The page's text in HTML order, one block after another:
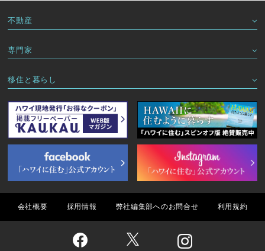
不動産
専門家
移住と暮らし
会社概要 採用情報 弊社編集部へのお問合せ 利用規約